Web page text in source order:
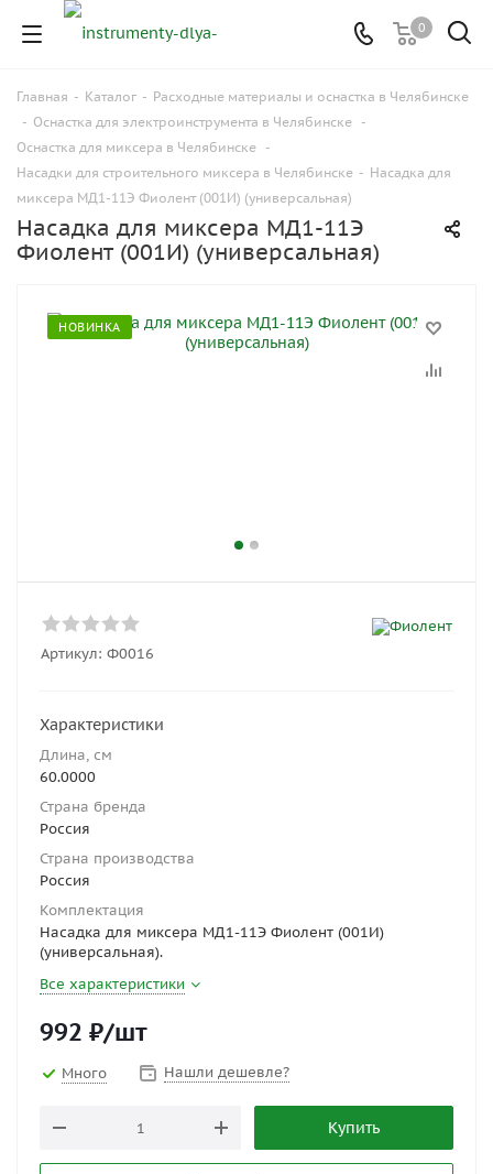
0
Главная - Каталог - Расходные материалы и оснастка в Челябинске
- Оснастка для электроинструмента в Челябинске -
Оснастка для миксера в Челябинске -
Насадки для строительного миксера в Челябинске - Насадка для
миксера МД1-11Э Фиолент (001И) (универсальная)
Насадка для миксера МД1-11Э
Фиолент (001И) (универсальная)
НОВИНКА
Артикул: Ф0016
Характеристики
Длина, см
60.0000
Страна бренда
Россия
Страна производства
Россия
Комплектация
Насадка для миксера МД1-11Э Фиолент (001И)
(универсальная).
Все характеристики
992 ₽/шт
Много Нашли дешевле?
Купить